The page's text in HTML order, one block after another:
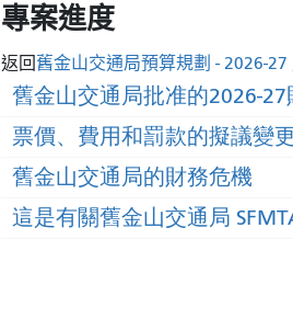
專案進度
返回 舊金山交通局預算規劃 - 2026-
舊金山交通局批准的2026-
票價、費用和罰款的擬議變
舊金山交通局的財務危機
這是有關舊金山交通局